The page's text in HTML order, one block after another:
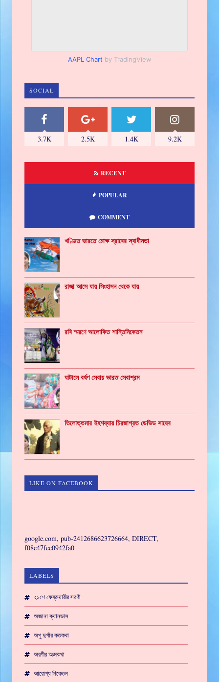
AAPL Chart by TradingView
SOCIAL
3.7K 2.5K 1.4K 9.2K
RECENT
POPULAR
COMMENT
খণ্ডিত ভারতে মোক্ষ স্রাবের স্বাধীনতা
রাজা আসে যায় সিংহাসন থেকে যায়
রবি স্মরণে আলোকিত শান্তিনিকেতন
ঘাটালে বর্ষণ সেবায় ভারত সেবাশ্রম
তিলোত্তমার ইহশয্যায় চিরজাগ্রত ডেভিড সাহেব
LIKE ON FACEBOOK
google.com, pub-2412686623726664, DIRECT,
f08c47fec0942fa0
LABELS
২১শে ফেব্রুয়ারীর সরণী
অজানা ক্যানভাস
অপু দুর্গার কতকথা
অরণীর আত্মকথা
আরোগ্য নিকেতন